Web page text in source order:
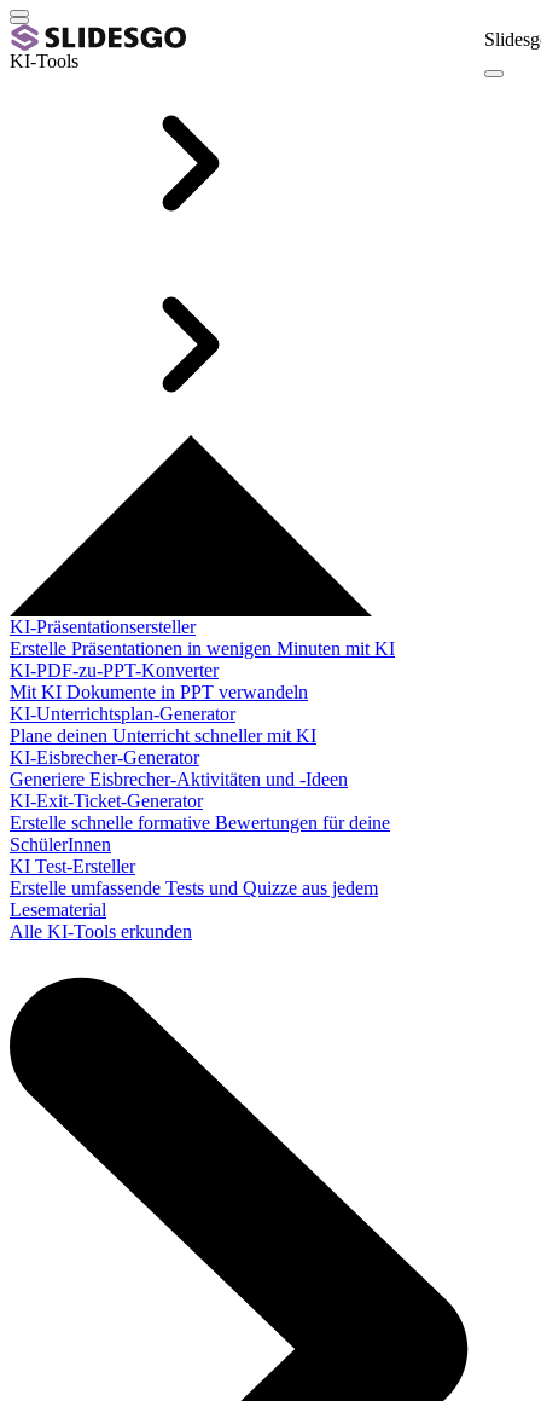
KI-Tools
KI-Präsentationsersteller
Erstelle Präsentationen in wenigen Minuten mit KI
KI-PDF-zu-PPT-Konverter
Mit KI Dokumente in PPT verwandeln
KI-Unterrichtsplan-Generator
Plane deinen Unterricht schneller mit KI
KI-Eisbrecher-Generator
Generiere Eisbrecher-Aktivitäten und -Ideen
KI-Exit-Ticket-Generator
Erstelle schnelle formative Bewertungen für deine
SchülerInnen
KI Test-Ersteller
Erstelle umfassende Tests und Quizze aus jedem
Lesematerial
Alle KI-Tools erkunden